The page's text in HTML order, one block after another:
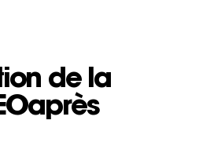
de la
après